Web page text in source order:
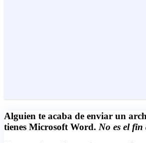
Alguien te acaba de enviar un
tienes Microsoft Word. No es el